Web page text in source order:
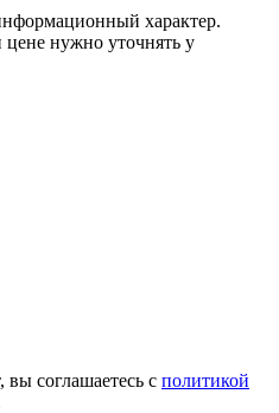
характер.
нужно уточнять у
вы соглашаетесь с политикой